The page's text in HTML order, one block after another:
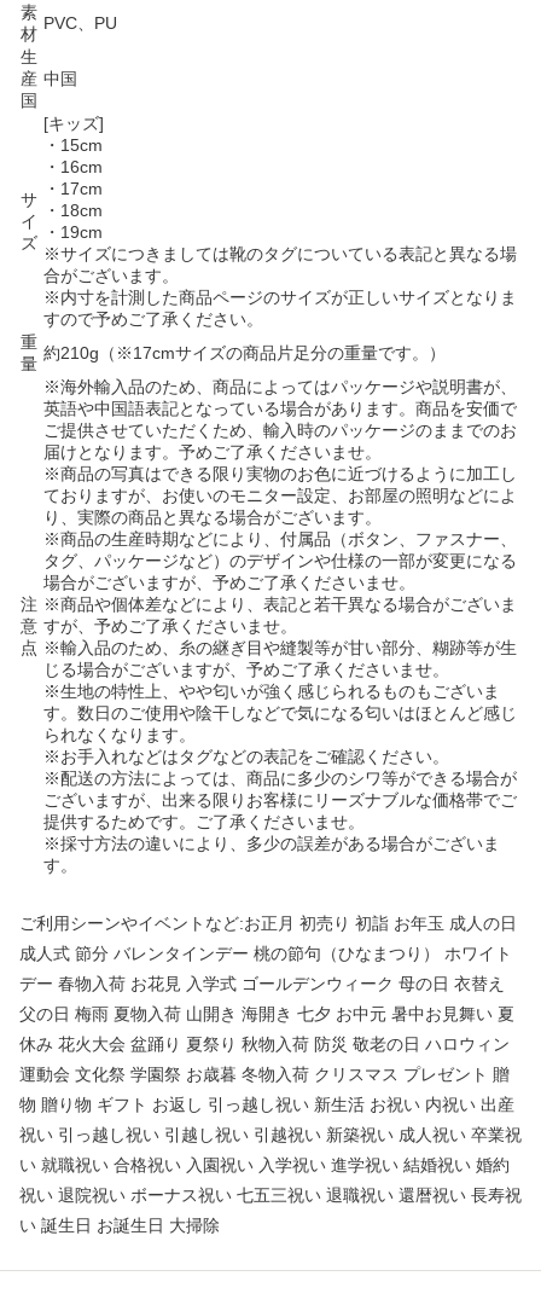
素
材
PVC、PU
生
産
国
中国
サ
イ
ズ
[キッズ]
・15cm
・16cm
・17cm
・18cm
・19cm
※サイズにつきましては靴のタグについている表記と異なる場
合がございます。
※内寸を計測した商品ページのサイズが正しいサイズとなりま
すので予めご了承ください。
重
量
約210g（※17cmサイズの商品片足分の重量です。）
注
意
点
※海外輸入品のため、商品によってはパッケージや説明書が、
英語や中国語表記となっている場合があります。商品を安価で
ご提供させていただくため、輸入時のパッケージのままでのお
届けとなります。予めご了承くださいませ。
※商品の写真はできる限り実物のお色に近づけるように加工し
ておりますが、お使いのモニター設定、お部屋の照明などによ
り、実際の商品と異なる場合がございます。
※商品の生産時期などにより、付属品（ボタン、ファスナー、
タグ、パッケージなど）のデザインや仕様の一部が変更になる
場合がございますが、予めご了承くださいませ。
※商品や個体差などにより、表記と若干異なる場合がございま
すが、予めご了承くださいませ。
※輸入品のため、糸の継ぎ目や縫製等が甘い部分、糊跡等が生
じる場合がございますが、予めご了承くださいませ。
※生地の特性上、やや匂いが強く感じられるものもございま
す。数日のご使用や陰干しなどで気になる匂いはほとんど感じ
られなくなります。
※お手入れなどはタグなどの表記をご確認ください。
※配送の方法によっては、商品に多少のシワ等ができる場合が
ございますが、出来る限りお客様にリーズナブルな価格帯でご
提供するためです。ご了承くださいませ。
※採寸方法の違いにより、多少の誤差がある場合がございま
す。
ご利用シーンやイベントなど:お正月 初売り 初詣 お年玉 成人の日
成人式 節分 バレンタインデー 桃の節句（ひなまつり） ホワイト
デー 春物入荷 お花見 入学式 ゴールデンウィーク 母の日 衣替え
父の日 梅雨 夏物入荷 山開き 海開き 七夕 お中元 暑中お見舞い 夏
休み 花火大会 盆踊り 夏祭り 秋物入荷 防災 敬老の日 ハロウィン
運動会 文化祭 学園祭 お歳暮 冬物入荷 クリスマス プレゼント 贈
物 贈り物 ギフト お返し 引っ越し祝い 新生活 お祝い 内祝い 出産
祝い 引っ越し祝い 引越し祝い 引越祝い 新築祝い 成人祝い 卒業祝
い 就職祝い 合格祝い 入園祝い 入学祝い 進学祝い 結婚祝い 婚約
祝い 退院祝い ボーナス祝い 七五三祝い 退職祝い 還暦祝い 長寿祝
い 誕生日 お誕生日 大掃除